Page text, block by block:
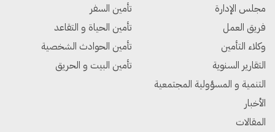
مجلس الإدارة
فريق العمل
وكلاء التأمين
التقارير السنوية
التنمية و المسؤولية المجتمعية
الأخبار
المقالات
تأمين السفر
تأمين الحياة و التقاعد
تأمين الحوادث الشخصية
تأمين البيت و الحريق